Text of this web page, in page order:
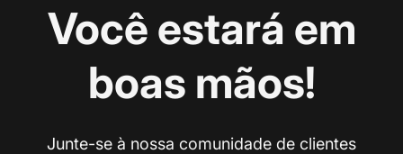
Você estará em
boas mãos!
Junte-se à nossa comunidade de clientes